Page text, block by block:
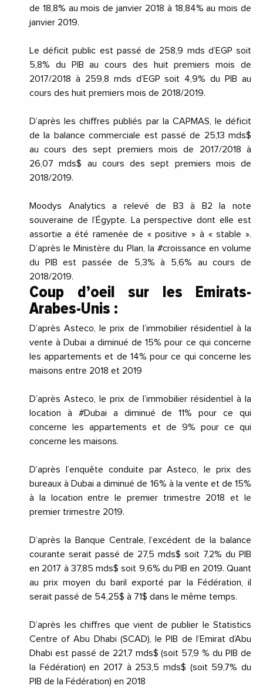
de 18,8% au mois de janvier 2018 à 18,84% au mois de
janvier 2019.
Le déficit public est passé de 258,9 mds d’EGP soit
5,8% du PIB au cours des huit premiers mois de
2017/2018 à 259,8 mds d’EGP soit 4,9% du PIB au
cours des huit premiers mois de 2018/2019.
D’après les chiffres publiés par la CAPMAS, le déficit
de la balance commerciale est passé de 25,13 mds$
au cours des sept premiers mois de 2017/2018 à
26,07 mds$ au cours des sept premiers mois de
2018/2019.
Moodys Analytics a relevé de B3 à B2 la note
souveraine de l’Égypte. La perspective dont elle est
assortie a été ramenée de « positive » à « stable ».
D’après le Ministère du Plan, la #croissance en volume
du PIB est passée de 5,3% à 5,6% au cours de
2018/2019.
Coup d’oeil sur les Emirats-
Arabes-Unis :
D’après Asteco, le prix de l’immobilier résidentiel à la
vente à Dubai a diminué de 15% pour ce qui concerne
les appartements et de 14% pour ce qui concerne les
maisons entre 2018 et 2019
D’après Asteco, le prix de l’immobilier résidentiel à la
location à #Dubai a diminué de 11% pour ce qui
concerne les appartements et de 9% pour ce qui
concerne les maisons.
D’après l’enquête conduite par Asteco, le prix des
bureaux à Dubai a diminué de 16% à la vente et de 15%
à la location entre le premier trimestre 2018 et le
premier trimestre 2019.
D’après la Banque Centrale, l’excédent de la balance
courante serait passé de 27,5 mds$ soit 7,2% du PIB
en 2017 à 37,85 mds$ soit 9,6% du PIB en 2019. Quant
au prix moyen du baril exporté par la Fédération, il
serait passé de 54,25$ à 71$ dans le même temps.
D’après les chiffres que vient de publier le Statistics
Centre of Abu Dhabi (SCAD), le PIB de l’Emirat d’Abu
Dhabi est passé de 221,7 mds$ (soit 57,9 % du PIB de
la Fédération) en 2017 à 253,5 mds$ (soit 59,7% du
PIB de la Fédération) en 2018